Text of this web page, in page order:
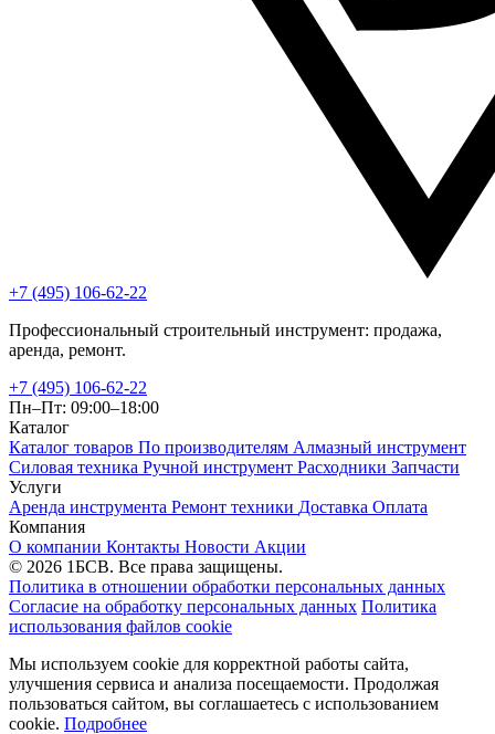
+7 (495) 106-62-22
Профессиональный строительный инструмент: продажа,
аренда, ремонт.
+7 (495) 106-62-22
Пн–Пт: 09:00–18:00
Каталог
Каталог товаров По производителям Алмазный инструмент
Силовая техника Ручной инструмент Расходники Запчасти
Услуги
Аренда инструмента Ремонт техники Доставка Оплата
Компания
О компании Контакты Новости Акции
© 2026 1БСВ. Все права защищены.
Политика в отношении обработки персональных данных
Согласие на обработку персональных данных Политика
использования файлов cookie
Мы используем cookie для корректной работы сайта,
улучшения сервиса и анализа посещаемости. Продолжая
пользоваться сайтом, вы соглашаетесь с использованием
cookie. Подробнее